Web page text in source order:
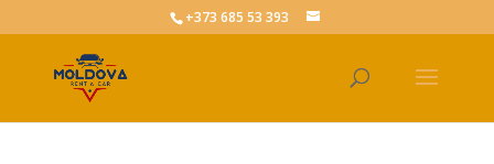
+373 685 53 393